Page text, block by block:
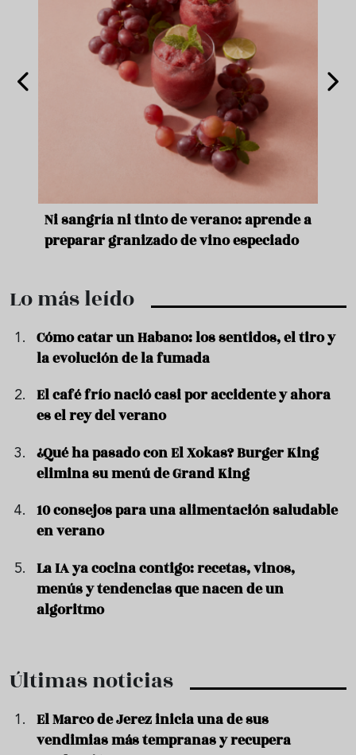
Ni sangría ni tinto de verano: aprende a
preparar granizado de vino especiado
Lo más leído
Cómo catar un Habano: los sentidos, el tiro y
la evolución de la fumada
El café frío nació casi por accidente y ahora
es el rey del verano
¿Qué ha pasado con El Xokas? Burger King
elimina su menú de Grand King
10 consejos para una alimentación saludable
en verano
La IA ya cocina contigo: recetas, vinos,
menús y tendencias que nacen de un
algoritmo
Últimas noticias
El Marco de Jerez inicia una de sus
vendimias más tempranas y recupera